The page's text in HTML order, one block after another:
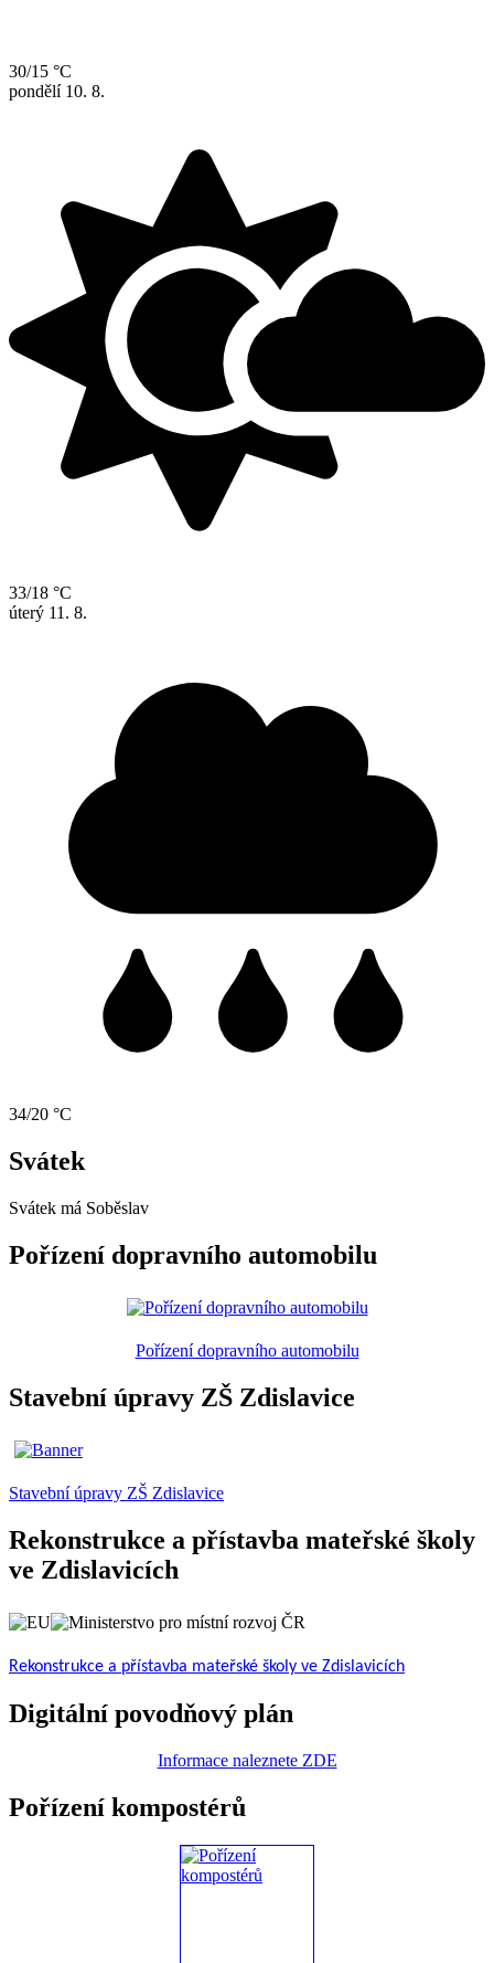
30/15 °C
pondělí 10. 8.
33/18 °C
úterý 11. 8.
34/20 °C
Svátek
Svátek má Soběslav
Pořízení dopravního automobilu
Pořízení dopravního automobilu
Stavební úpravy ZŠ Zdislavice
Stavební úpravy ZŠ Zdislavice
Rekonstrukce a přístavba mateřské školy
ve Zdislavicích
Rekonstrukce a přístavba mateřské školy ve Zdislavicích
Digitální povodňový plán
Informace naleznete ZDE
Pořízení kompostérů